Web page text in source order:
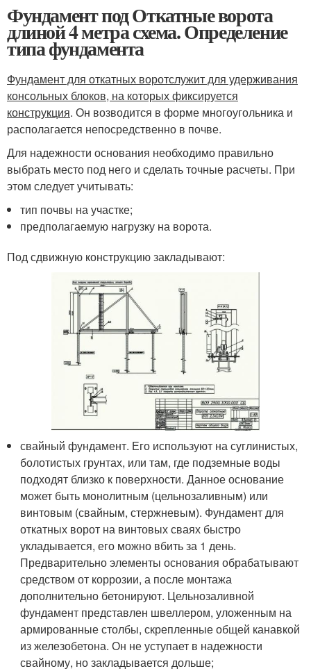
Фундамент под Откатные ворота
длиной 4 метра схема. Определение
типа фундамента
Фундамент для откатных воротслужит для удерживания
консольных блоков, на которых фиксируется
конструкция. Он возводится в форме многоугольника и
располагается непосредственно в почве.
Для надежности основания необходимо правильно
выбрать место под него и сделать точные расчеты. При
этом следует учитывать:
тип почвы на участке;
предполагаемую нагрузку на ворота.
Под сдвижную конструкцию закладывают:
свайный фундамент. Его используют на суглинистых,
болотистых грунтах, или там, где подземные воды
подходят близко к поверхности. Данное основание
может быть монолитным (цельнозаливным) или
винтовым (свайным, стержневым). Фундамент для
откатных ворот на винтовых сваях быстро
укладывается, его можно вбить за 1 день.
Предварительно элементы основания обрабатывают
средством от коррозии, а после монтажа
дополнительно бетонируют. Цельнозаливной
фундамент представлен швеллером, уложенным на
армированные столбы, скрепленные общей канавкой
из железобетона. Он не уступает в надежности
свайному, но закладывается дольше;